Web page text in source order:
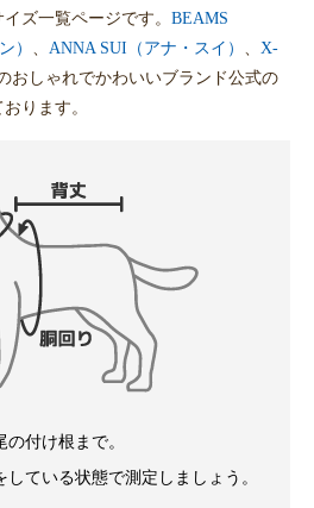
ズ一覧ページです。 BEAMS
） 、 ANNA SUI（アナ・スイ） 、 X-
おしゃれでかわいいブランド公式の
ります。
付け根まで。
ている状態で測定しましょう。